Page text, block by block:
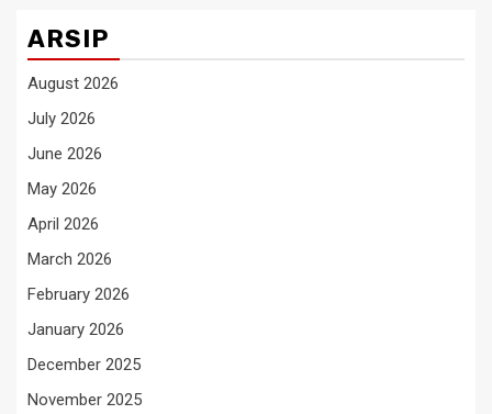
ARSIP
August 2026
July 2026
June 2026
May 2026
April 2026
March 2026
February 2026
January 2026
December 2025
November 2025